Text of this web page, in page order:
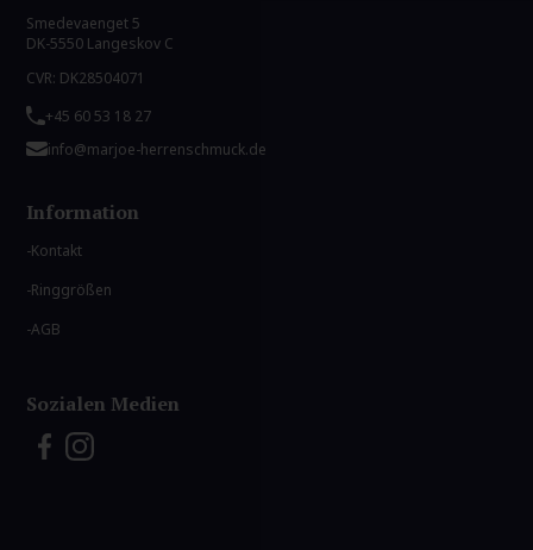
Smedevaenget 5
DK-5550 Langeskov C
CVR: DK28504071
+45 60 53 18 27
info@marjoe-herrenschmuck.de
Information
Kontakt
Ringgrößen
AGB
Sozialen Medien